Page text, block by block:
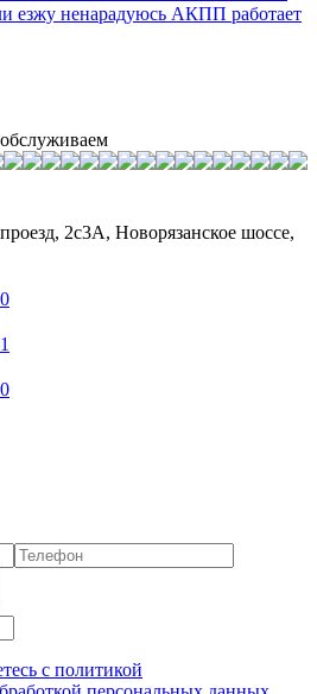
езжу ненарадуюсь АКПП работает
2с3А, Новорязанское шоссе,
с политикой